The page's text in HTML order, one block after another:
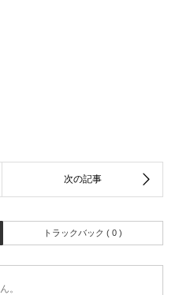
トラックバック ( 0 )
。